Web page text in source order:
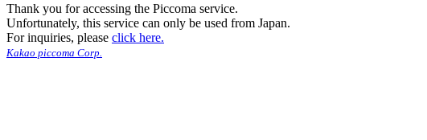
Thank you for accessing the Piccoma service.
Unfortunately, this service can only be used from Japan.
For inquiries, please click here.
Kakao piccoma Corp.